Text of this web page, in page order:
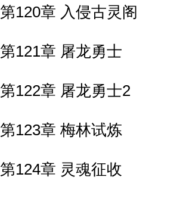
第120章 入侵古灵阁
第121章 屠龙勇士
第122章 屠龙勇士2
第123章 梅林试炼
第124章 灵魂征收